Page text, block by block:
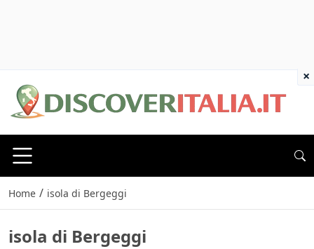
Home / isola di Bergeggi
isola di Bergeggi
×